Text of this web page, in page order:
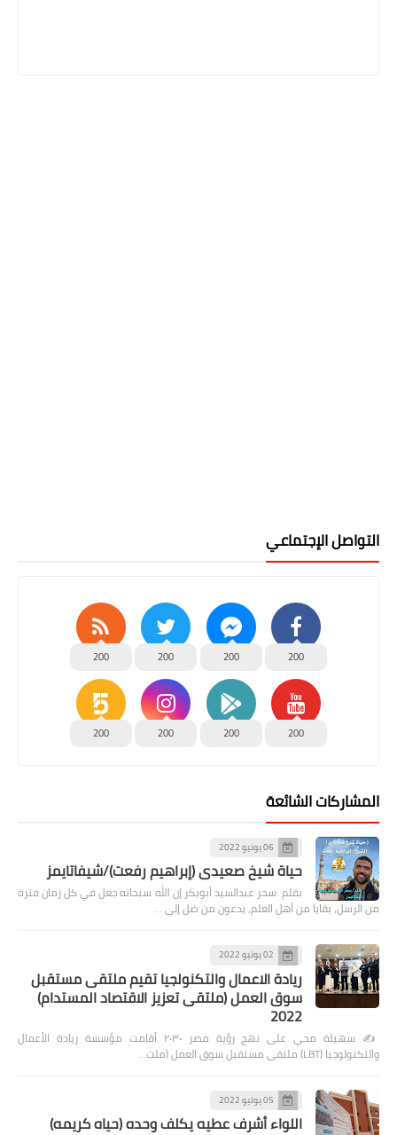
التواصل الإجتماعي
200
200
200
200
200
200
200
200
المشاركات الشائعة
06 يونيو 2022
حياة شيخ صعيدى (إبراهيم رفعت)/شيفاتايمز
بقلم :سحر عبدالسيد أبوبكر إن الله سبحانه جعل في كل زمان فترة
من الرسل، بقايا من أهل العلم، يدعون من ضل إلى …
02 يونيو 2022
ريادة الاعمال والتكنولجيا تقيم ملتقى مستقبل
سوق العمل (ملتقى تعزيز الاقتصاد المستدام)
2022
✍️ سهيلة محي على نهج رؤية مصر ٢٠٣٠ أقامت مؤسسة ريادة الأعمال
والتكنولوجيا (LBT) ملتقى مستقبل سوق العمل (ملت…
05 يوليو 2022
اللواء أشرف عطيه يكلف وحده (حياه كريمه)